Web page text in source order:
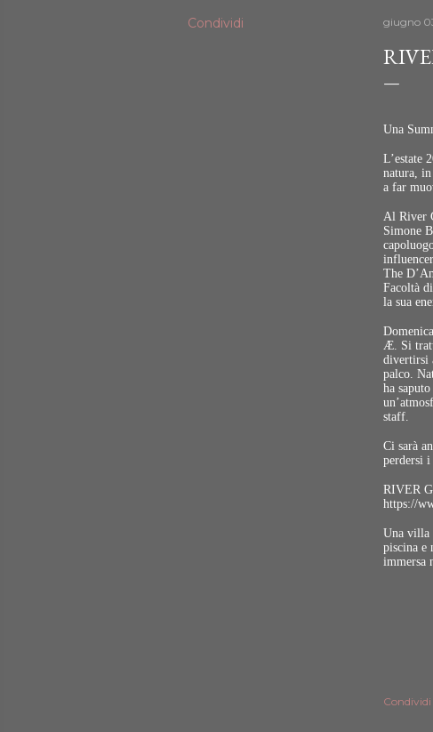
Condividi giugno
Una
L’estate
natura,
a far
Al River
Simone
The
Facoltà
la sua
Æ. Si
divertirsi
palco.
ha
staff.
Ci sarà
perdersi
RIVER
https://
Una villa
piscina e
immersa
Condividi